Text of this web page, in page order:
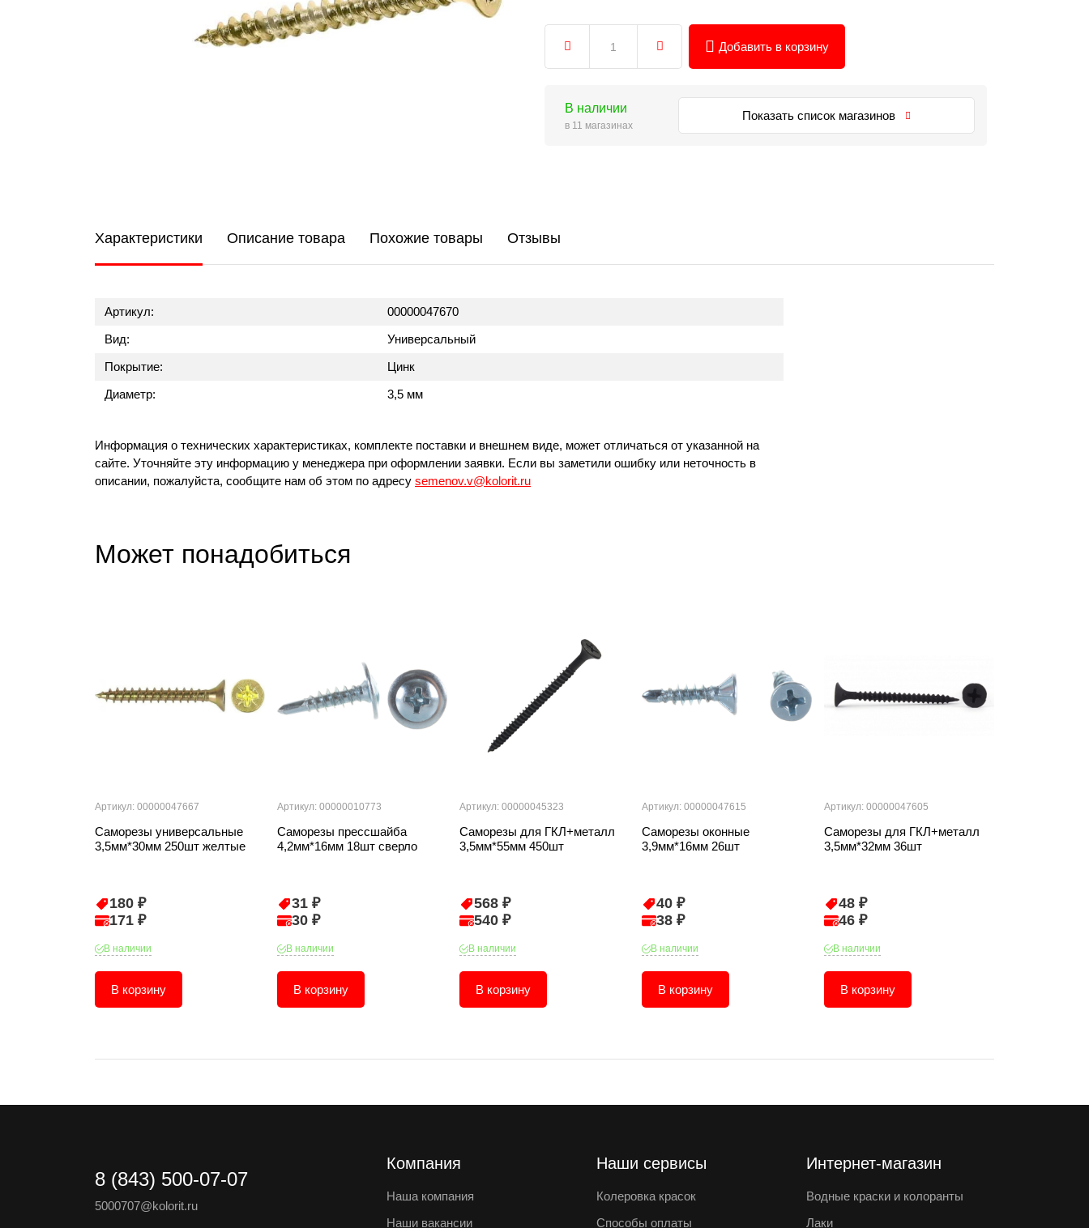
Добавить в корзину
В наличии
в 11 магазинах
Показать список магазинов
Характеристики Описание товара Похожие товары Отзывы
Артикул:
00000047670
Вид:
Универсальный
Покрытие:
Цинк
Диаметр:
3,5 мм
Информация о технических характеристиках, комплекте поставки и внешнем виде, может отличаться от указанной на
сайте. Уточняйте эту информацию у менеджера при оформлении заявки. Если вы заметили ошибку или неточность в
описании, пожалуйста, сообщите нам об этом по адресу semenov.v@kolorit.ru
Может понадобиться
Артикул: 00000047667
Саморезы универсальные
3,5мм*30мм 250шт желтые
180 ₽
171 ₽
В наличии
В корзину
Артикул: 00000010773
Саморезы прессшайба
4,2мм*16мм 18шт сверло
31 ₽
30 ₽
В наличии
В корзину
Артикул: 00000045323
Саморезы для ГКЛ+металл
3,5мм*55мм 450шт
568 ₽
540 ₽
В наличии
В корзину
Артикул: 00000047615
Саморезы оконные
3,9мм*16мм 26шт
40 ₽
38 ₽
В наличии
В корзину
Артикул: 00000047605
Саморезы для ГКЛ+металл
3,5мм*32мм 36шт
48 ₽
46 ₽
В наличии
В корзину
8 (843) 500-07-07
5000707@kolorit.ru
Компания
Наша компания
Наши вакансии
Наши сервисы
Колеровка красок
Способы оплаты
Интернет-магазин
Водные краски и колоранты
Лаки